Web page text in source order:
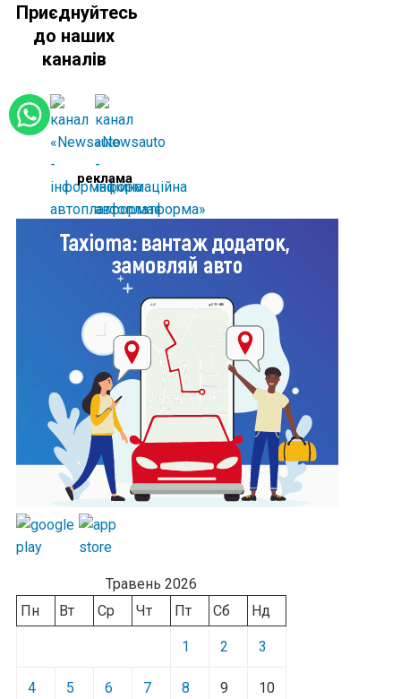
Приєднуйтесь
до наших
каналів
реклама
Травень 2026
Пн
Вт Ср Чт Пт Сб Нд
1 2 3
4 5 6 7 8 9 10